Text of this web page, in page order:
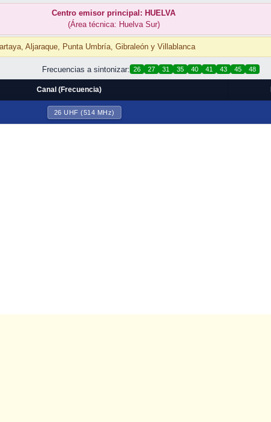
Centro emisor principal: HUELVA
(Área técnica: Huelva Sur)
Aljaraque, Punta Umbría, Gibraleón y Villablanca
Frecuencias a sintonizar: 26 27 31 35 40 41 43 45 48
Canal (Frecuencia)
26 UHF (514 MHz)